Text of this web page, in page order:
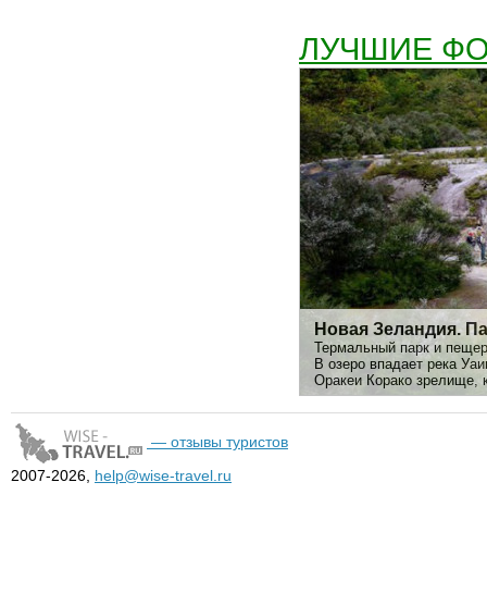
ЛУЧШИЕ
Новая Зеландия.
Термальный парк и
В озеро впадает река
Оракеи Корако зрелище,
— отзывы туристов
2007-2026, help@wise-travel.ru